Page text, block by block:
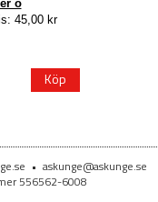
o
45,00 kr
Köp
• askunge@askunge.se
556562-6008